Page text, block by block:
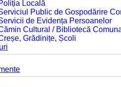
Locală
Public de Gospodărire
de Evidența Persoanelor
Cultural / Bibliotecă
Grădinițe, Școli